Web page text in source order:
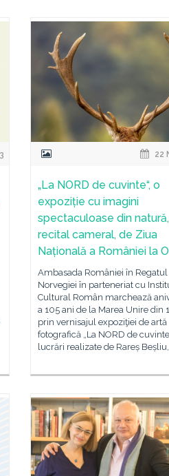
22
„La NORD de cuvinte“, o
expoziție cu imagini
spectaculoase din
recital cameral, de Ziua
Națională a României la
Ambasada României în Regatul
Norvegiei în parteneriat cu
Cultural Român marchează
a 105 ani de la Marea Unire din
prin vernisajul expoziţiei de artă
fotografică „La NORD de
lucrări realizate de Rareș